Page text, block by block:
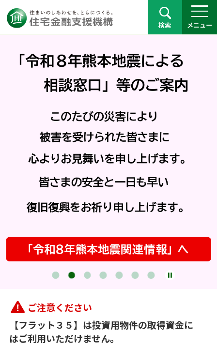
検索 メニュー
ご注意ください
【フラット３５】は投資用物件の取得資金に
はご利用いただけません。